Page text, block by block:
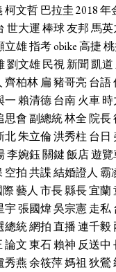
柯文哲巴拉圭2018年
世大運棒球友邦馬英
立雄指考obike高捷
劉文雄民視新聞凱道
齊柏林 扁豬哥亮台語
一賴清德台南火車時
思會副總統林全院長
北朱立倫洪秀柱 台日
李婉鈺關鍵飯店遊覽
空拍共諜結婚證人 霸
際藝人 市長縣長宜蘭
宇張國煒吳宗憲走私
總統網拍直播連千毅
論文東石賴神 反送中
秀燕余筱萍媽祖 狄鶯